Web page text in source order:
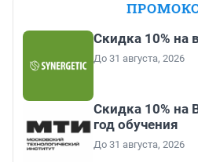
Скидка 10% на
До 31 августа, 2026
Скидка 10% на
год обучения
До 31 августа, 2026